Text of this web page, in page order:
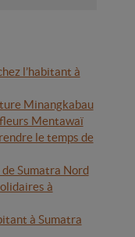
l’habitant à
Minangkabau
Mentawaï
le temps de
Sumatra Nord
à
à Sumatra